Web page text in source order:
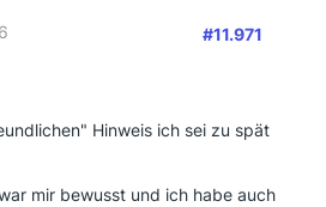
#11.971
Hinweis ich sei zu spät
mir bewusst und ich habe auch